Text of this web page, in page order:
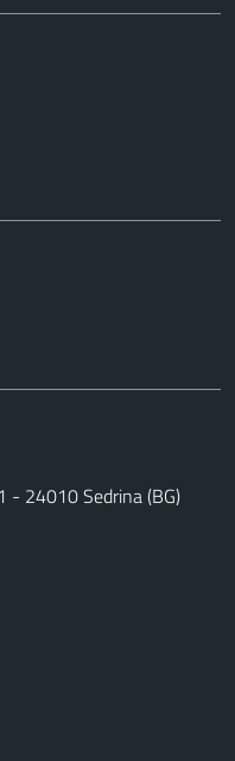
- 24010 Sedrina (BG)